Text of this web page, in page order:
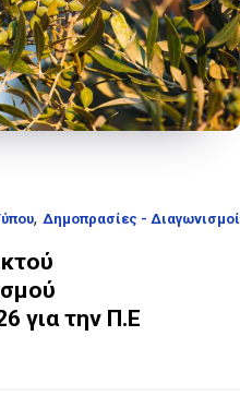
, Δημοπρασίες - Διαγωνισμοί
για την Π.Ε